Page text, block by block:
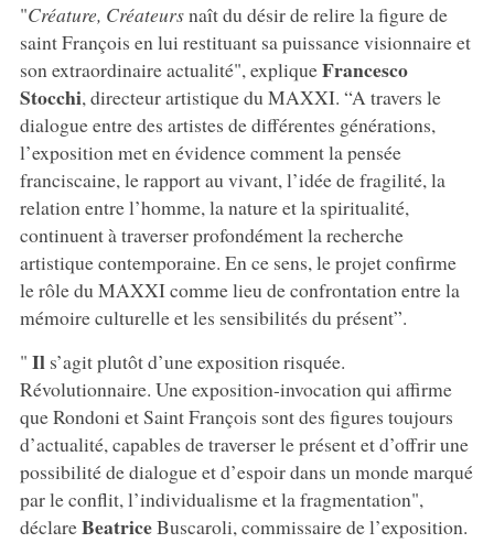
"Créature, Créateursnaît du désir de relire la figure de
saint François en lui restituant sa puissance visionnaire et
son extraordinaire actualité", expliqueFrancesco
Stocchi, directeur artistique du MAXXI. “A travers le
dialogue entre des artistes de différentes générations,
l’exposition met en évidence comment la pensée
franciscaine, le rapport au vivant, l’idée de fragilité, la
relation entre l’homme, la nature et la spiritualité,
continuent à traverser profondément la recherche
artistique contemporaine. En ce sens, le projet confirme
le rôle du MAXXI comme lieu de confrontation entre la
mémoire culturelle et les sensibilités du présent”.
" Il s’agit plutôt d’une exposition risquée.
Révolutionnaire. Une exposition-invocation qui affirme
que Rondoni et Saint François sont des figures toujours
d’actualité, capables de traverser le présent et d’offrir une
possibilité de dialogue et d’espoir dans un monde marqué
par le conflit, l’individualisme et la fragmentation",
déclareBeatriceBuscaroli, commissaire de l’exposition.